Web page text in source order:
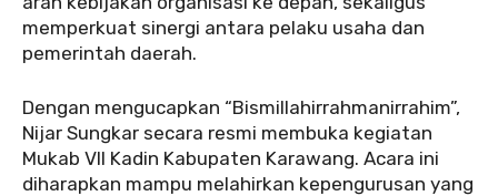
memperkuat sinergi antara pelaku usaha dan
pemerintah daerah.
‎‎Dengan mengucapkan “Bismillahirrahmanirrahim”,
Nijar Sungkar secara resmi membuka kegiatan
Mukab VII Kadin Kabupaten Karawang. Acara ini
diharapkan mampu melahirkan kepengurusan yang